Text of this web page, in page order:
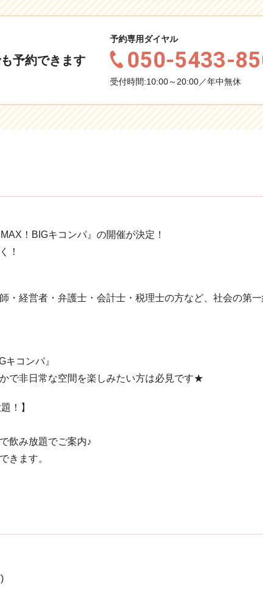
予約できます
予約専用ダイヤル
050-5433-
受付時間:10:00～20:00／年中無休
！BIGキコンパ』の開催が決定！
！
・経営者・弁護士・会計士・税理士の方など、社会の第
コンパ』
で非日常な空間を楽しみたい方は必見です★
！】
飲み放題でご案内♪
きます。